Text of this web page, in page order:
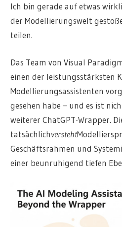
Ich bin gerade auf etwas
der Modellierungswelt
teilen.
Das Team von Visual
einen der leistungsstärksten
Modellierungsassistenten
gesehen habe – und es ist
weiterer ChatGPT-Wrapper.
tatsächlichversteht
Geschäftsrahmen und
einer beunruhigend tiefen